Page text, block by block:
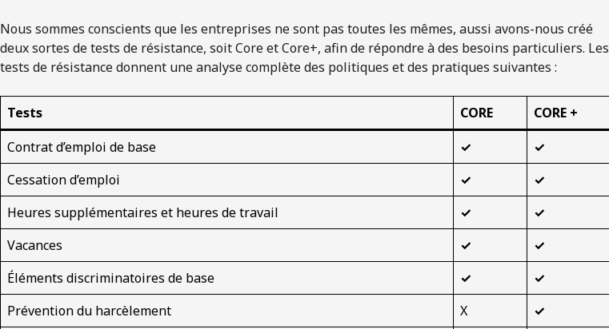
Nous sommes conscients que les entreprises ne sont pas toutes les mêmes, aussi avons-nous créé
deux sortes de tests de résistance, soit Core et Core+, afin de répondre à des besoins particuliers. Les
tests de résistance donnent une analyse complète des politiques et des pratiques suivantes :
Tests CORE
CORE +
Contrat d’emploi de base
✓
✓
Cessation d’emploi
✓
✓
Heures supplémentaires et heures de travail
✓
✓
Vacances
✓
✓
Éléments discriminatoires de base
✓
✓
Prévention du harcèlement
X
✓